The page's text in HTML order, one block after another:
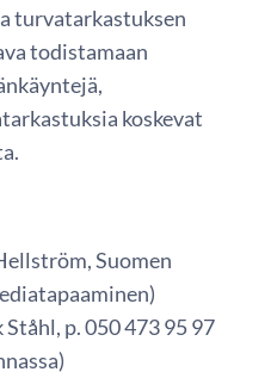
turvatarkastuksen
todistamaan
koskevat
Suomen
p. 050 473 95 97